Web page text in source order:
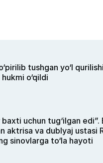
tushgan yo‘l
o‘qildi
uchun tug‘ilgan edi”.
aktrisa va dublyaj ustasi
sinovlarga to‘la hayoti